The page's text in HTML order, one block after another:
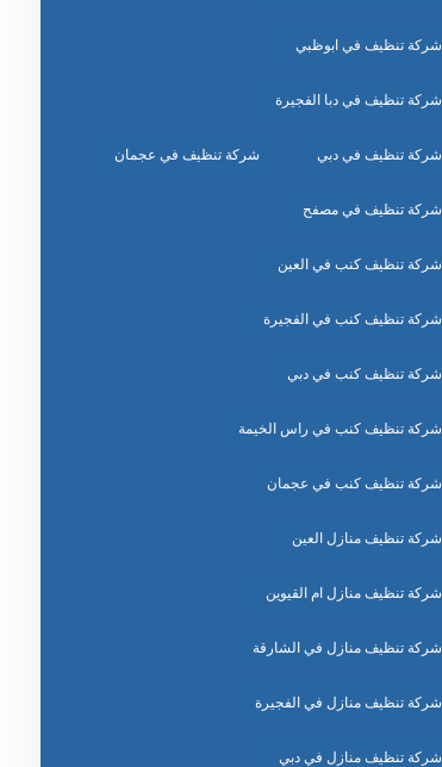
شركة تنظيف في ابوظبي
شركة تنظيف في دبا الفجيرة
شركة تنظيف في دبي شركة تنظيف في عجمان
شركة تنظيف في مصفح
شركة تنظيف كنب في العين
شركة تنظيف كنب في الفجيرة
شركة تنظيف كنب في دبي
شركة تنظيف كنب في راس الخيمة
شركة تنظيف كنب في عجمان
شركة تنظيف منازل العين
شركة تنظيف منازل ام القيوين
شركة تنظيف منازل في الشارقة
شركة تنظيف منازل في الفجيرة
شركة تنظيف منازل في دبي